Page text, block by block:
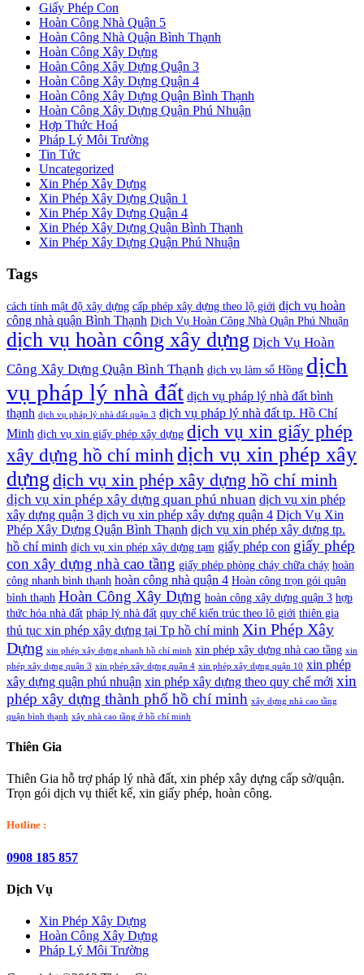
Giấy Phép Con
Hoàn Công Nhà Quận 5
Hoàn Công Nhà Quận Bình Thạnh
Hoàn Công Xây Dựng
Hoàn Công Xây Dựng Quận 3
Hoàn Công Xây Dựng Quận 4
Hoàn Công Xây Dựng Quận Bình Thạnh
Hoàn Công Xây Dựng Quận Phú Nhuận
Hợp Thức Hoá
Pháp Lý Môi Trường
Tin Tức
Uncategorized
Xin Phép Xây Dựng
Xin Phép Xây Dựng Quận 1
Xin Phép Xây Dựng Quận 4
Xin Phép Xây Dựng Quận Bình Thạnh
Xin Phép Xây Dựng Quận Phú Nhuận
Tags
cách tính mật độ xây dựng cấp phép xây dựng theo lộ giới dịch vụ hoàn
công nhà quận Bình Thạnh Dịch Vụ Hoàn Công Nhà Quận Phú Nhuận
dịch vụ hoàn công xây dựng Dịch Vụ Hoàn
Công Xây Dựng Quận Bình Thạnh dịch vụ làm sổ Hồng dịch
vụ pháp lý nhà đất dịch vụ pháp lý nhà đất bình
thạnh dịch vụ pháp lý nhà đất quận 3 dịch vụ pháp lý nhà đất tp. Hồ Chí
Minh dịch vụ xin giấy phép xây dựng dịch vụ xin giấy phép
xây dựng hồ chí minh dịch vụ xin phép xây
dựng dịch vụ xin phép xây dựng hồ chí minh
dịch vụ xin phép xây dựng quan phú nhuan dịch vụ xin phép
xây dựng quận 3 dịch vụ xin phép xây dựng quận 4 Dịch Vụ Xin
Phép Xây Dựng Quận Bình Thạnh dịch vụ xin phép xây dựng tp.
hồ chí minh dịch vụ xin phép xây dựng tạm giấy phép con giấy phép
con xây dựng nhà cao tầng giấy phép phòng cháy chữa cháy hoàn
công nhanh bình thạnh hoàn công nhà quận 4 Hoàn công trọn gói quận
bình thạnh Hoàn Công Xây Dựng hoàn công xây dựng quận 3 hợp
thức hóa nhà đất pháp lý nhà đất quy chế kiến trúc theo lô giới thiên gia
thủ tục xin phép xây dựng tại Tp hồ chí minh Xin Phép Xây
Dựng xin phép xây dựng nhanh hồ chí minh xin phép xây dựng nhà cao tầng xin
phép xây dựng quận 3 xin phép xây dựng quận 4 xin phép xây dựng quận 10 xin phép
xây dựng quận phú nhuận xin phép xây dựng theo quy chế mới xin
phép xây dựng thành phố hồ chí minh xây dựng nhà cao tầng
quận bình thạnh xây nhà cao tầng ở hồ chí minh
Thiên Gia
Thiên Gia hỗ trợ pháp lý nhà đất, xin phép xây dựng cấp sở/quận.
Trọn gói dịch vụ thiết kế, xin giấy phép, hoàn công.
Hotline :
0908 185 857
Dịch Vụ
Xin Phép Xây Dựng
Hoàn Công Xây Dựng
Pháp Lý Môi Trường